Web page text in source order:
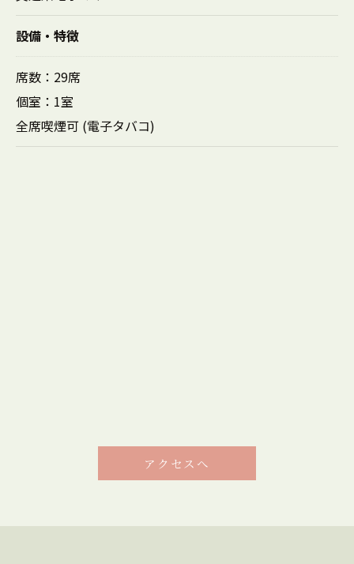
設備・特徴
席数：29席
個室：1室
全席喫煙可 (電子タバコ)
アクセスへ